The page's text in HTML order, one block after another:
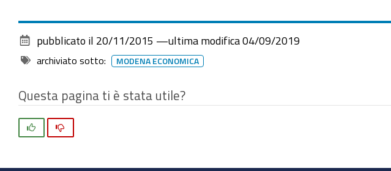
pubblicato il 20/11/2015 —ultima modifica 04/09/2019
archiviato sotto: MODENA ECONOMICA
Questa pagina ti è stata utile?